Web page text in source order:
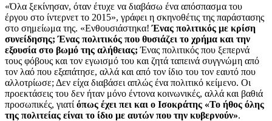
«Όλα ξεκίνησαν, όταν έτυχε να διαβάσω ένα απόσπασμα του
έργου στο ίντερνετ το 2015», γράφει η σκηνοθέτις της παράστασης
στο σημείωμα της. «Ενθουσιάστηκα!Ένας πολιτικός με κρίση
συνείδησης; Ένας πολιτικός που θυσιάζει το χρήμα και την
εξουσία στο βωμό της αλήθειας;Ένας πολιτικός που ξεπερνά
τους φόβους και τον εγωισμό του και ζητά ταπεινά συγγνώμη από
τον λαό που εξαπάτησε, αλλά και από τον ίδιο του τον εαυτό που
αλλοτρίωσε; Δεν είχα διαβάσει απλώς ένα πολιτικό κείμενο. Οι
προεκτάσεις του δεν ήταν μόνο έντονα κοινωνικές, αλλά και βαθιά
προσωπικές, γιατί όπως έχει πει και ο Ισοκράτης «Το ήθος όλης
της πολιτείας είναι το ίδιο με αυτών που την κυβερνούν».